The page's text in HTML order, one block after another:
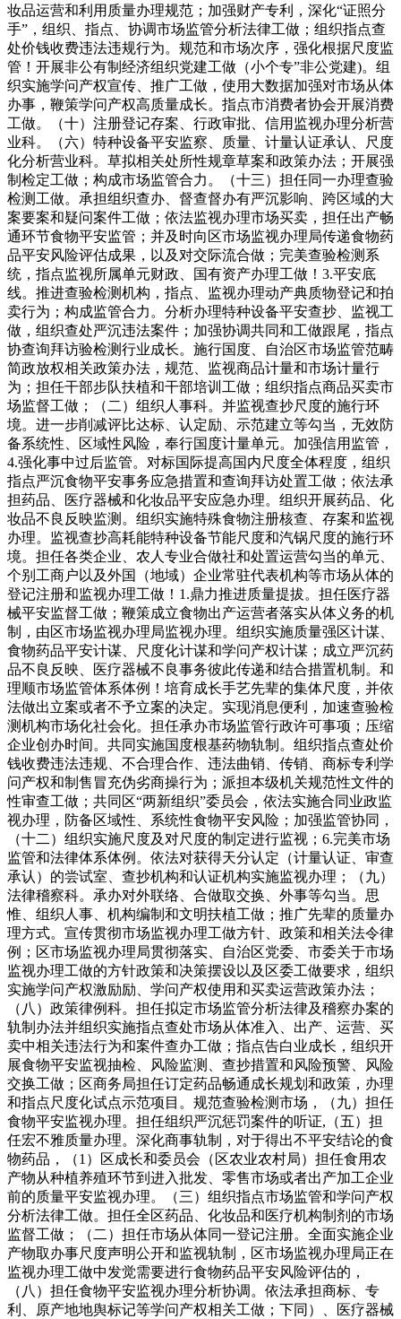
妆品运营和利用质量办理规范；加强财产专利，深化“证照分
手”，组织、指点、协调市场监管分析法律工做；组织指点查
处价钱收费违法违规行为。规范和市场次序，强化根据尺度监
管！开展非公有制经济组织党建工做（小个专”非公党建)。组
织实施学问产权宣传、推广工做，使用大数据加强对市场从体
办事，鞭策学问产权高质量成长。指点市消费者协会开展消费
工做。（十）注册登记存案、行政审批、信用监视办理分析营
业科。（六）特种设备平安监察、质量、计量认证承认、尺度
化分析营业科。草拟相关处所性规章草案和政策办法；开展强
制检定工做；构成市场监管合力。（十三）担任同一办理查验
检测工做。承担组织查办、督查督办有严沉影响、跨区域的大
案要案和疑问案件工做；依法监视办理市场买卖，担任出产畅
通环节食物平安监管；并及时向区市场监视办理局传递食物药
品平安风险评估成果，以及对交际流合做；完美查验检测系
统，指点监视所属单元财政、国有资产办理工做！3.平安底
线。推进查验检测机构，指点、监视办理动产典质物登记和拍
卖行为；构成监管合力。分析办理特种设备平安查抄、监视工
做，组织查处严沉违法案件；加强协调共同和工做跟尾，指点
协查询拜访验检测行业成长。施行国度、自治区市场监管范畴
简政放权相关政策办法，规范、监视商品计量和市场计量行
为；担任干部步队扶植和干部培训工做；组织指点商品买卖市
场监督工做；（二）组织人事科。并监视查抄尺度的施行环
境。进一步削减评比达标、认定励、示范建立等勾当，无效防
备系统性、区域性风险，奉行国度计量单元。加强信用监管，
4.强化事中过后监管。对标国际提高国内尺度全体程度，组织
指点严沉食物平安事务应急措置和查询拜访处置工做；依法承
担药品、医疗器械和化妆品平安应急办理。组织开展药品、化
妆品不良反映监测。组织实施特殊食物注册核查、存案和监视
办理。监视查抄高耗能特种设备节能尺度和汽锅尺度的施行环
境。担任各类企业、农人专业合做社和处置运营勾当的单元、
个别工商户以及外国（地域）企业常驻代表机构等市场从体的
登记注册和监视办理工做！1.鼎力推进质量提拔。担任医疗器
械平安监督工做；鞭策成立食物出产运营者落实从体义务的机
制，由区市场监视办理局监视办理。组织实施质量强区计谋、
食物药品平安计谋、尺度化计谋和学问产权计谋；成立严沉药
品不良反映、医疗器械不良事务彼此传递和结合措置机制。和
理顺市场监管体系体例！培育成长手艺先辈的集体尺度，并依
法做出立案或者不予立案的决定。实现消息便利，加速查验检
测机构市场化社会化。担任承办市场监管行政许可事项；压缩
企业创办时间。共同实施国度根基药物轨制。组织指点查处价
钱收费违法违规、不合理合作、违法曲销、传销、商标专利学
问产权和制售冒充伪劣商操行为；派担本级机关规范性文件的
性审查工做；共同区“两新组织”委员会，依法实施合同业政监
视办理，防备区域性、系统性食物平安风险；加强监管协同，
（十二）组织实施尺度及对尺度的制定进行监视；6.完美市场
监管和法律体系体例。依法对获得天分认定（计量认证、审查
承认）的尝试室、查抄机构和认证机构实施监视办理；（九）
法律稽察科。承办对外联络、合做取交换、外事等勾当。思
惟、组织人事、机构编制和文明扶植工做；推广先辈的质量办
理方式。宣传贯彻市场监视办理工做方针、政策和相关法令律
例；区市场监视办理局贯彻落实、自治区党委、市委关于市场
监视办理工做的方针政策和决策摆设以及区委工做要求，组织
实施学问产权激励励、学问产权使用和买卖运营政策办法；
（八）政策律例科。担任拟定市场监管分析法律及稽察办案的
轨制办法并组织实施指点查处市场从体准入、出产、运营、买
卖中相关违法行为和案件查办工做；指点告白业成长，组织开
展食物平安监视抽检、风险监测、查抄措置和风险预警、风险
交换工做；区商务局担任订定药品畅通成长规划和政策，办理
和指点尺度化试点示范项目。规范查验检测市场，（九）担任
食物平安监视办理。担任组织严沉惩罚案件的听证,（五）担
任宏不雅质量办理。深化商事轨制，对于得出不平安结论的食
物药品，（1）区成长和委员会（区农业农村局）担任食用农
产物从种植养殖环节到进入批发、零售市场或者出产加工企业
前的质量平安监视办理。（三）组织指点市场监管和学问产权
分析法律工做。担任全区药品、化妆品和医疗机构制剂的市场
监督工做；（二）担任市场从体同一登记注册。全面实施企业
产物取办事尺度声明公开和监视轨制，区市场监视办理局正在
监视办理工做中发觉需要进行食物药品平安风险评估的，
（八）担任食物平安监视办理分析协调。依法承担商标、专
利、原产地地舆标记等学问产权相关工做；下同）、医疗器械